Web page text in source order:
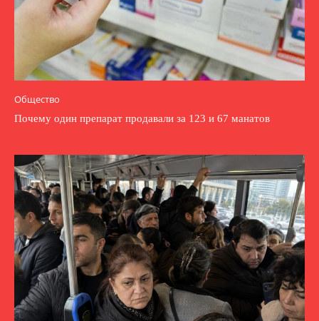
Общество
Почему один препарат продавали за 123 и 67 манатов